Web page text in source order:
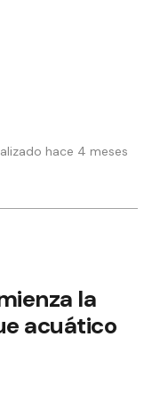
hace 4 meses
la
acuático